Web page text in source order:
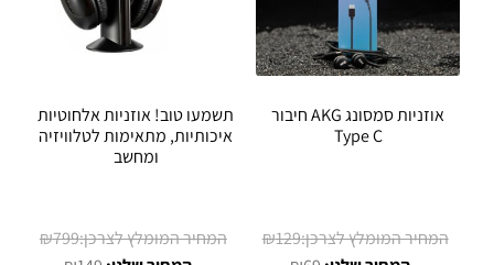
אוזניות סמסונג AKG חיבור
Type C
₪129 המחיר
תשמעו טוב! אוזניות אלחוטיות
איכותיות, מתאימות לטלוויזיה
ומחשב
₪799